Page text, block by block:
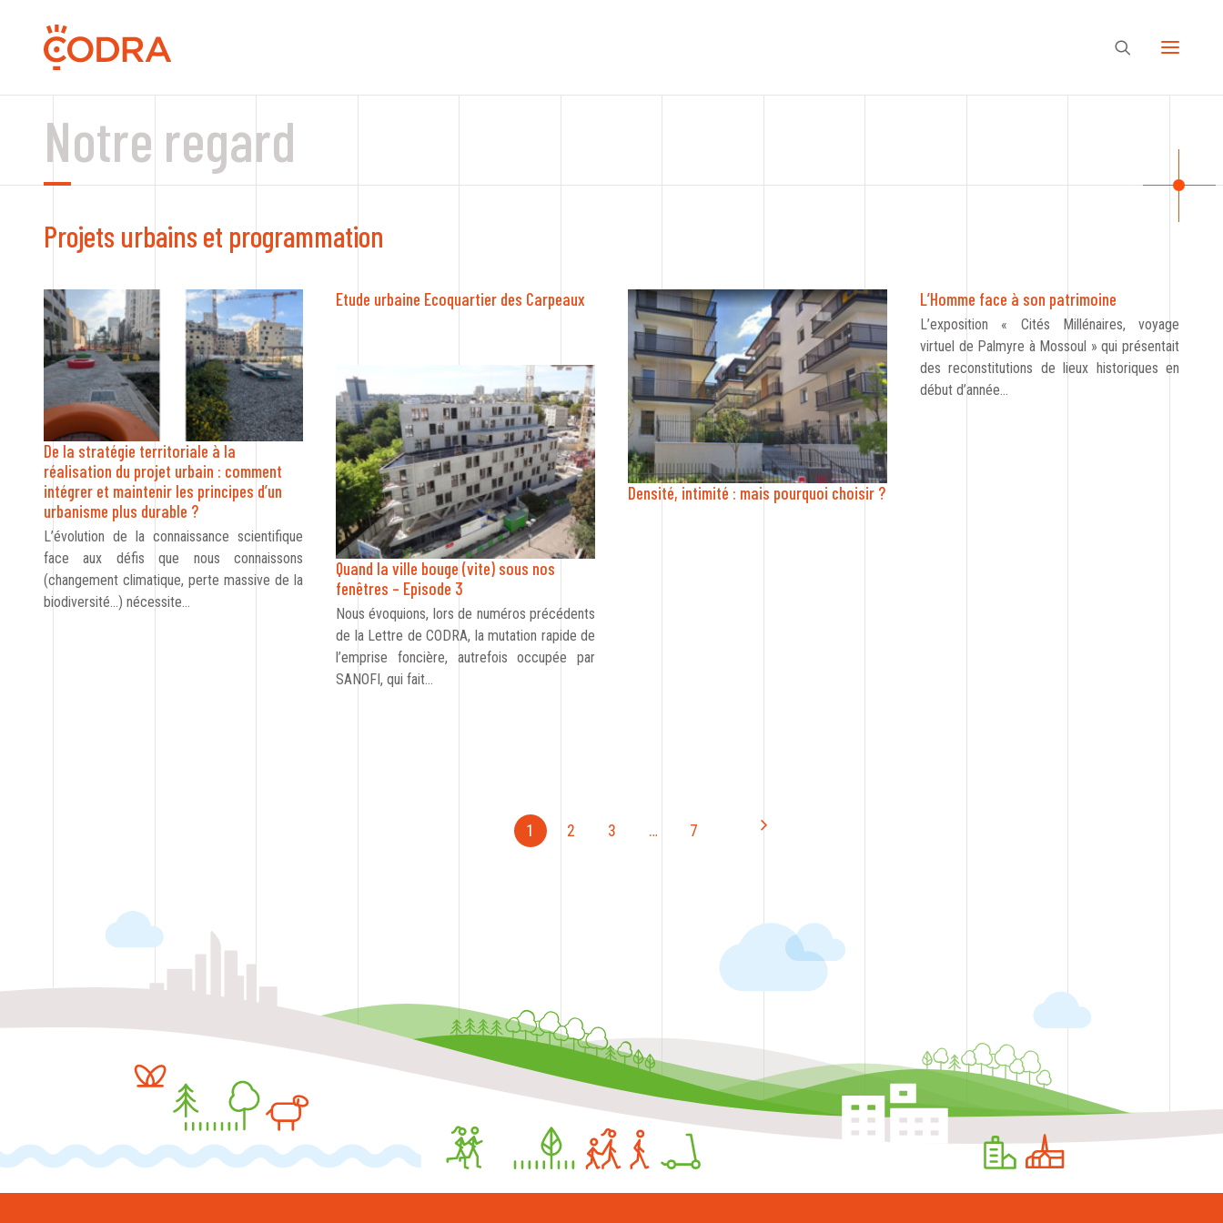
Notre regard
Projets urbains et programmation
De la stratégie territoriale à la
réalisation du projet urbain : comment
intégrer et maintenir les principes d’un
urbanisme plus durable ?
L’évolution de la connaissance scientifique
face aux défis que nous connaissons
(changement climatique, perte massive de la
biodiversité…) nécessite…
Etude urbaine Ecoquartier des Carpeaux
Densité, intimité : mais pourquoi choisir ?
L’Homme face à son patrimoine
L’exposition « Cités Millénaires, voyage
virtuel de Palmyre à Mossoul » qui présentait
des reconstitutions de lieux historiques en
début d’année…
Quand la ville bouge (vite) sous nos
fenêtres – Episode 3
Nous évoquions, lors de numéros précédents
de la Lettre de CODRA, la mutation rapide de
l’emprise foncière, autrefois occupée par
SANOFI, qui fait…
1 2 3 … 7